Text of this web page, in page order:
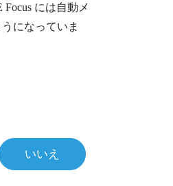
Focusには自動メ
になっていま
いいえ